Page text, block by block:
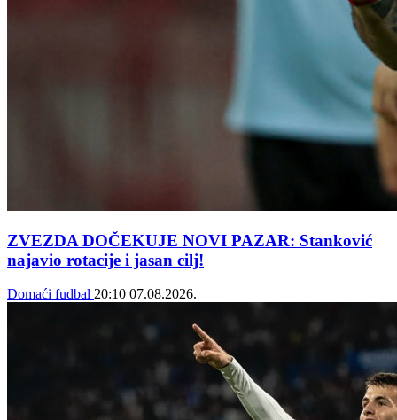
ZVEZDA DOČEKUJE NOVI PAZAR: Stanković
najavio rotacije i jasan cilj!
Domaći fudbal 20:10 07.08.2026.